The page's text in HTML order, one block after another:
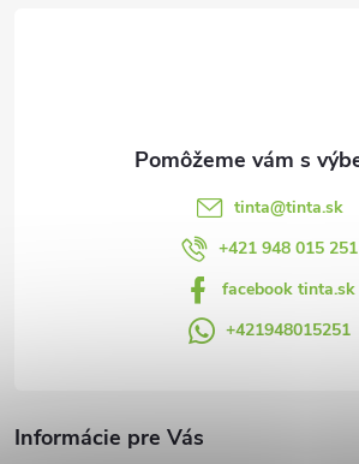
tinta@tinta.sk
+421 948 015 251
facebook tinta.sk
+421948015251
Informácie pre Vás